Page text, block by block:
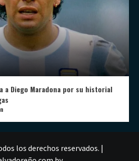
a Diego Maradona por su historial
los derechos reservados. |